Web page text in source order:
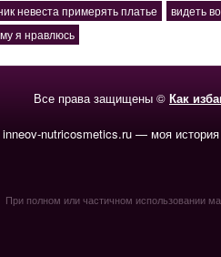
невеста примерять платье
видеть
я нравлюсь
Все права защищены © Как
inneov-nutricosmetics.ru — моя
При полном или частичном использовании